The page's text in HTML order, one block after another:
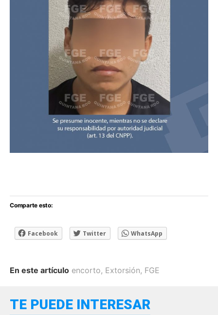
Comparte esto:
Facebook Twitter WhatsApp
En este artículo encorto, Extorsión, FGE
TE PUEDE INTERESAR